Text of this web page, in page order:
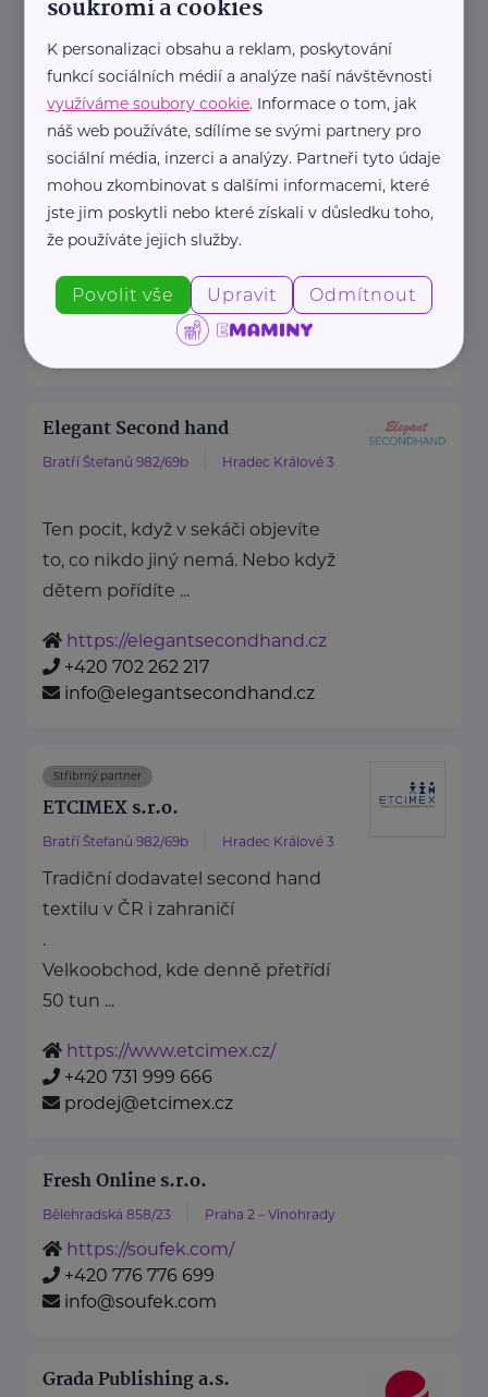
Redakce webu iZahrádkář.cz
e-mail: tomasek@zahradkari.cz
Redakce časopisu
Rokycanova 15, 130 00 Praha 3e-
mail: redakce@zahradkari.cz
tel.: 222 781 773
fax: ...
https://www.zahradkari.cz/
+420 222 782 710
ustredi@zahradkari.cz
Elegant Second hand
Bratří Štefanů 982/69b Hradec Králové 3
Ten pocit, když v sekáči objevíte
to, co nikdo jiný nemá. Nebo když
dětem pořídíte ...
https://elegantsecondhand.cz
+420 702 262 217
info@elegantsecondhand.cz
Stříbrný partner
ETCIMEX s.r.o.
Bratří Štefanů 982/69b Hradec Králové 3
Tradiční dodavatel second hand
textilu v ČR i zahraničí
.
Velkoobchod, kde denně přetřídí
50 tun ...
https://www.etcimex.cz/
+420 731 999 666
prodej@etcimex.cz
Fresh Online s.r.o.
Bělehradská 858/23 Praha 2 – Vinohrady
https://soufek.com/
+420 776 776 699
info@soufek.com
Grada Publishing a.s.
soukromí a cookies
K personalizaci obsahu a reklam, poskytování
funkcí sociálních médií a analýze naší návštěvnosti
využíváme soubory cookie. Informace o tom, jak
náš web používáte, sdílíme se svými partnery pro
sociální média, inzerci a analýzy. Partneři tyto údaje
mohou zkombinovat s dalšími informacemi, které
jste jim poskytli nebo které získali v důsledku toho,
že používáte jejich služby.
Povolit vše Upravit Odmítnout